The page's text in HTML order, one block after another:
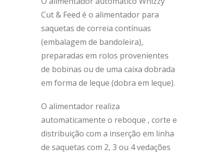
Cut & Feed é o alimentador para
saquetas de correia contínuas
(embalagem de bandoleira),
preparadas em rolos provenientes
de bobinas ou de uma caixa dobrada
em forma de leque (dobra em leque).
O alimentador realiza
automaticamente o reboque , corte e
distribuição com a inserção em linha
de saquetas com 2, 3 ou 4 vedações